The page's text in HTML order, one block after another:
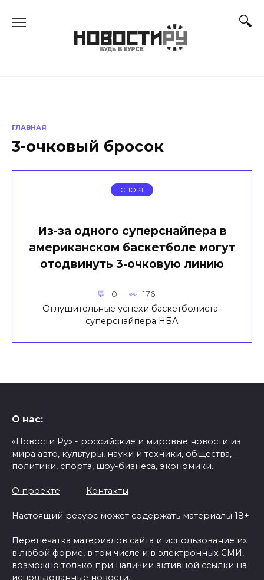
ГЛАВНАЯ
3-очковый бросок
СПОРТ
Из-за одного суперснайпера в
американском баскетболе могут
отодвинуть 3-очковую линию
0 176
Оглушительные успехи баскетболиста-
суперснайпера НБА
О нас:
«Новости Ру» - российские и мировые новости из
мира авто, культуры, науки и техники, общества,
политики, спорта, шоу-бизнеса, экономики.
О проекте Контакты
Настоящий ресурс может содержать материалы 18+
Перепечатка материалов сайта и использование их
в любой форме, в том числе и в электронных СМИ,
возможно только при наличии активной ссылки на
использованные новости.